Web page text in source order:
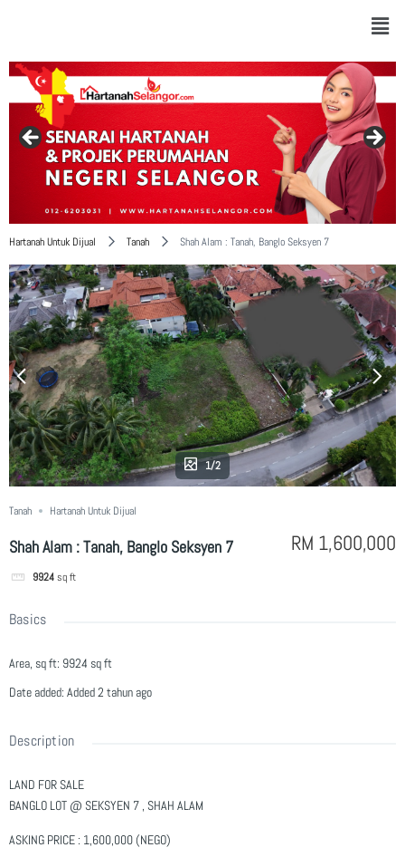
Hartanah Untuk Dijual Tanah Shah Alam : Tanah, Banglo Seksyen 7
1/2
Tanah Hartanah Untuk Dijual
Shah Alam : Tanah, Banglo Seksyen 7
9924sq ft
RM 1,600,000
Basics
Area, sq ft: 9924 sq ft
Date added: Added 2 tahun ago
Description
LAND FOR SALE
BANGLO LOT @ SEKSYEN 7 , SHAH ALAM
ASKING PRICE : 1,600,000 (NEGO)